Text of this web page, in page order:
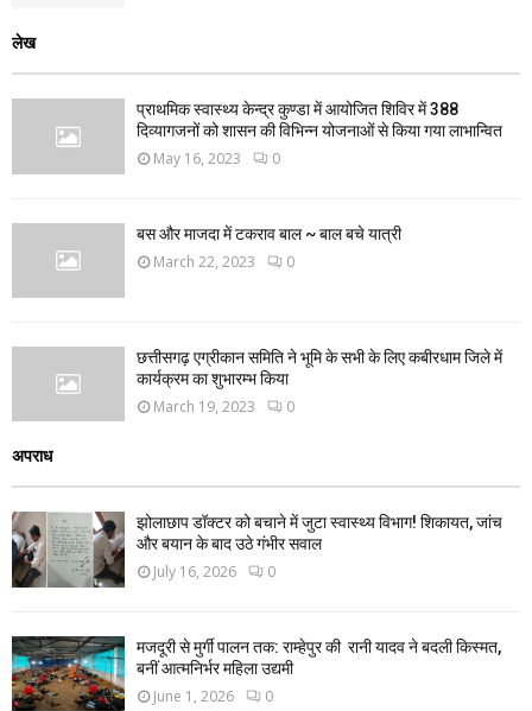
लेख
प्राथमिक स्वास्थ्य केन्द्र कुण्डा में आयोजित शिविर में 388
दिव्यागजनों को शासन की विभिन्न योजनाओं से किया गया लाभान्वित
May 16, 2023 0
बस और माजदा में टकराव बाल ~ बाल बचे यात्री
March 22, 2023 0
छत्तीसगढ़ एग्रीकान समिति ने भूमि के सभी के लिए कबीरधाम जिले में
कार्यक्रम का शुभारम्भ किया
March 19, 2023 0
अपराध
झोलाछाप डॉक्टर को बचाने में जुटा स्वास्थ्य विभाग! शिकायत, जांच
और बयान के बाद उठे गंभीर सवाल
July 16, 2026 0
मजदूरी से मुर्गी पालन तक: राम्हेपुर की रानी यादव ने बदली किस्मत,
बनीं आत्मनिर्भर महिला उद्यमी
June 1, 2026 0